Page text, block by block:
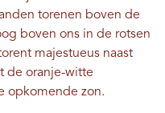
torenen boven de
boven ons in de rotsen
majestueus naast
de oranje-witte
opkomende zon.